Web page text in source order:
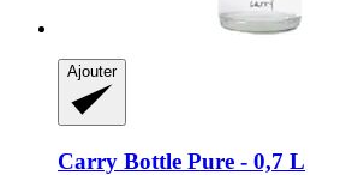
Ajouter
Carry Bottle Pure -​ 0,7 L